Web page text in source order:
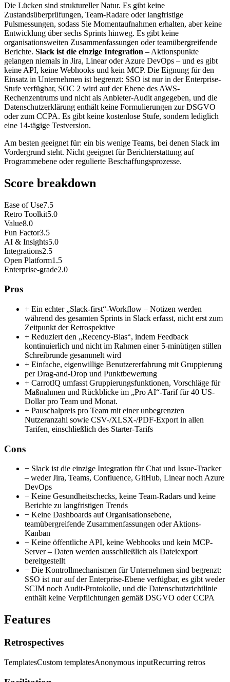
Die Lücken sind struktureller Natur. Es gibt keine
Zustandsüberprüfungen, Team-Radare oder langfristige
Pulsmessungen, sodass Sie Momentaufnahmen erhalten, aber keine
Entwicklung über sechs Sprints hinweg. Es gibt keine
organisationsweiten Zusammenfassungen oder teamübergreifende
Berichte. Slack ist die einzige Integration – Aktionspunkte
gelangen niemals in Jira, Linear oder Azure DevOps – und es gibt
keine API, keine Webhooks und kein MCP. Die Eignung für den
Einsatz in Unternehmen ist begrenzt: SSO ist nur in der Enterprise-
Stufe verfügbar, SOC 2 wird auf der Ebene des AWS-
Rechenzentrums und nicht als Anbieter-Audit angegeben, und die
Datenschutzerklärung enthält keine Formulierungen zur DSGVO
oder zum CCPA. Es gibt keine kostenlose Stufe, sondern lediglich
eine 14-tägige Testversion.
Am besten geeignet für: ein bis wenige Teams, bei denen Slack im
Vordergrund steht. Nicht geeignet für Berichterstattung auf
Programmebene oder regulierte Beschaffungsprozesse.
Score breakdown
Ease of Use7.5
Retro Toolkit5.0
Value8.0
Fun Factor3.5
AI & Insights5.0
Integrations2.5
Open Platform1.5
Enterprise-grade2.0
Pros
+ Ein echter „Slack-first“-Workflow – Notizen werden
während des gesamten Sprints in Slack erfasst, nicht erst zum
Zeitpunkt der Retrospektive
+ Reduziert den „Recency-Bias“, indem Feedback
kontinuierlich und nicht im Rahmen einer 5-minütigen stillen
Schreibrunde gesammelt wird
+ Einfache, eigenwillige Benutzererfahrung mit Gruppierung
per Drag-and-Drop und Punktbewertung
+ CarrotIQ umfasst Gruppierungsfunktionen, Vorschläge für
Maßnahmen und Rückblicke im „Pro AI“-Tarif für 40 US-
Dollar pro Team und Monat.
+ Pauschalpreis pro Team mit einer unbegrenzten
Nutzeranzahl sowie CSV-/XLSX-/PDF-Export in allen
Tarifen, einschließlich des Starter-Tarifs
Cons
− Slack ist die einzige Integration für Chat und Issue-Tracker
– weder Jira, Teams, Confluence, GitHub, Linear noch Azure
DevOps
− Keine Gesundheitschecks, keine Team-Radars und keine
Berichte zu langfristigen Trends
− Keine Dashboards auf Organisationsebene,
teamübergreifende Zusammenfassungen oder Aktions-
Kanban
− Keine öffentliche API, keine Webhooks und kein MCP-
Server – Daten werden ausschließlich als Dateiexport
bereitgestellt
− Die Kontrollmechanismen für Unternehmen sind begrenzt:
SSO ist nur auf der Enterprise-Ebene verfügbar, es gibt weder
SCIM noch Audit-Protokolle, und die Datenschutzrichtlinie
enthält keine Verpflichtungen gemäß DSGVO oder CCPA
Features
Retrospectives
TemplatesCustom templatesAnonymous inputRecurring retros